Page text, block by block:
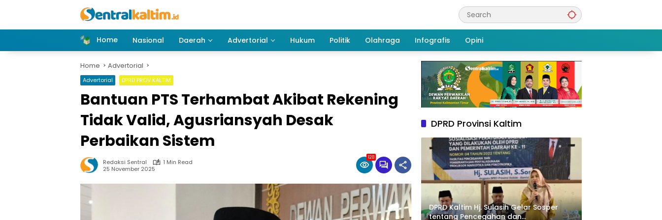
Home
Nasional Daerah Advertorial Hukum Politik Olahraga Infografis Opini
Home Advertorial
Advertorial DPRD PROV KALTIM
Bantuan PTS Terhambat Akibat Rekening
Tidak Valid, Agusriansyah Desak
Perbaikan Sistem
Redaksi Sentral
1 Min Read
25 November 2025
128
DPRD Provinsi Kaltim
DPRD Kaltim Hj. Sulasih Gelar Sosper
tentang Pencegahan dan